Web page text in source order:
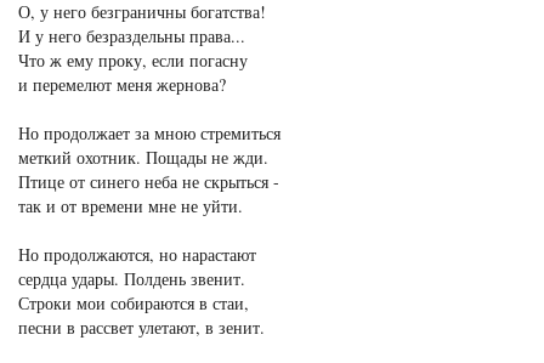
О, у него безграничны богатства!
И у него безраздельны права...
Что ж ему проку, если погасну
и перемелют меня жернова?
Но продолжает за мною стремиться
меткий охотник. Пощады не жди.
Птице от синего неба не скрыться -
так и от времени мне не уйти.
Но продолжаются, но нарастают
сердца удары. Полдень звенит.
Строки мои собираются в стаи,
песни в рассвет улетают, в зенит.